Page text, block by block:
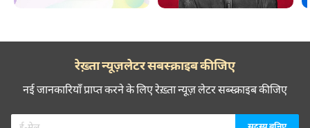
रेख़्ता न्यूज़लेटर सबस्क्राइब कीजिए
नई जानकारियाँ प्राप्त करने के लिए रेख़्ता न्यूज़ लेटर सब्स्क्राइब कीजिए